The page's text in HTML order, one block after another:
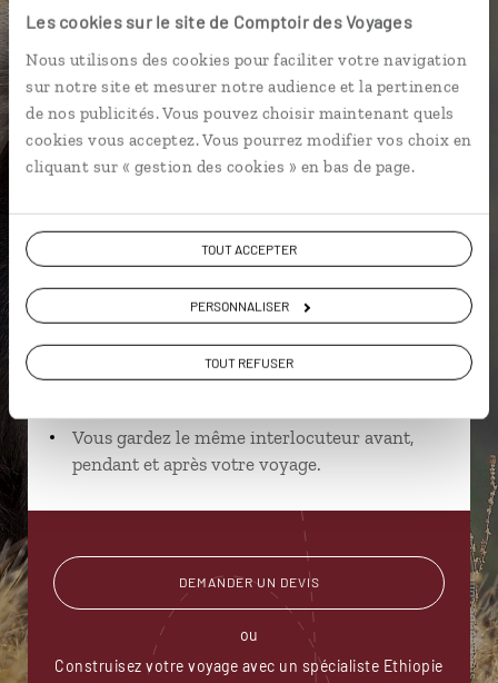
Les cookies sur le site de Comptoir des Voyages
Nous utilisons des cookies pour faciliter votre navigation
sur notre site et mesurer notre audience et la pertinence
de nos publicités. Vous pouvez choisir maintenant quels
cookies vous acceptez. Vous pourrez modifier vos choix en
cliquant sur « gestion des cookies » en bas de page.
TOUT ACCEPTER
PERSONNALISER
TOUT REFUSER
Cynthia,
spécialiste Ethiopie
Lire son interview
spécialistes
près de vos envies et de la réalité du pays.
Échangez en face à face ou depuis nos studios
connectés en agence, mais aussi par email ou
Vous gardez le même interlocuteur avant,
pendant et après votre voyage.
DEMANDER UN DEVIS
ou
Construisez votre voyage avec un spécialiste Ethiopie